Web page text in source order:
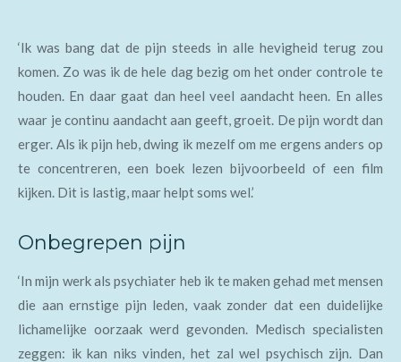
‘Ik was bang dat de pijn steeds in alle hevigheid terug zou
komen. Zo was ik de hele dag bezig om het onder controle te
houden. En daar gaat dan heel veel aandacht heen. En alles
waar je continu aandacht aan geeft, groeit. De pijn wordt dan
erger. Als ik pijn heb, dwing ik mezelf om me ergens anders op
te concentreren, een boek lezen bijvoorbeeld of een film
kijken. Dit is lastig, maar helpt soms wel.’
Onbegrepen pijn
‘In mijn werk als psychiater heb ik te maken gehad met mensen
die aan ernstige pijn leden, vaak zonder dat een duidelijke
lichamelijke oorzaak werd gevonden. Medisch specialisten
zeggen: ik kan niks vinden, het zal wel psychisch zijn. Dan